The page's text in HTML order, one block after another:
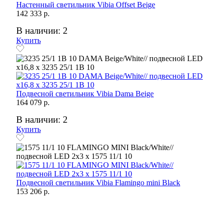
Настенный светильник Vibia Offset Beige
142 333 р.
В наличии: 2
Купить
Подвесной светильник Vibia Dama Beige
164 079 р.
В наличии: 2
Купить
Подвесной светильник Vibia Flamingo mini Black
153 206 р.